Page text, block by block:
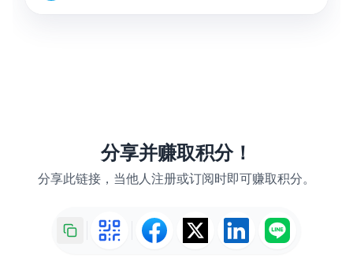
分享并赚取积分！
分享此链接，当他人注册或订阅时即可赚取积分。